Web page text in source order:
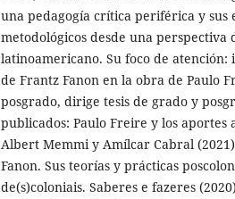
una pedagogía crítica periférica y sus
metodológicos desde una perspectiva
latinoamericano. Su foco de
de Frantz Fanon en la obra de Paulo
posgrado, dirige tesis de grado y
publicados: Paulo Freire y los aportes
Albert Memmi y Amílcar Cabral
Fanon. Sus teorías y prácticas
de(s)coloniais. Saberes e fazeres